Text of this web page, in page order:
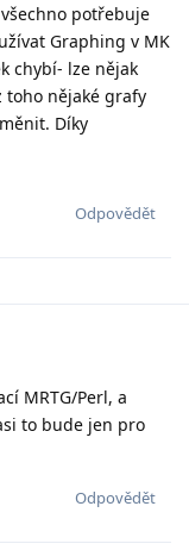
potřebuje
Graphing v MK
chybí- lze nějak
toho nějaké grafy
Díky
Odpovědět
MRTG/Perl, a
to bude jen pro
Odpovědět